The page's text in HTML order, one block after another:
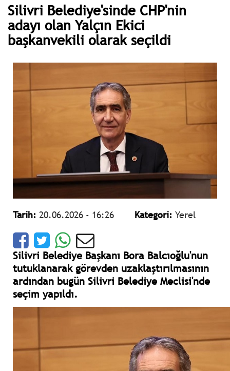
Silivri Belediye'sinde CHP'nin
adayı olan Yalçın Ekici
başkanvekili olarak seçildi
Tarih: 20.06.2026 - 16:26 Kategori: Yerel
Silivri Belediye Başkanı Bora Balcıoğlu'nun
tutuklanarak görevden uzaklaştırılmasının
ardından bugün Silivri Belediye Meclisi'nde
seçim yapıldı.